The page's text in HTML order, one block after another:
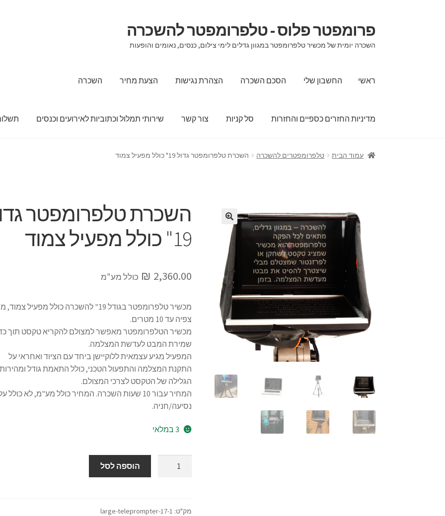
דלג
לניווט
לדלג
לתוכן
פרומפטר פלוס - טלפרומפטר להשכרה
השכרה יומית של מכשיר טלפרומפטר במגוון גדלים לימי צילום, כנסים, נאומים והופעות
ראשי החשבון שלי הסכם השכרה הצהרת נגישות הצעת מחיר השכרה
מדיניות החזרים כספיים והחזרות סל קניות צור קשר שירותי תמלול וכתוביות לאירועים וכנסים
ראשי הסכם השכרה הצעת מחיר השכרה מדיניות החזרים כספיים והחזרות עמוד הבית טלפרומפטרים להשכרה השכרת טלפרומפטר גדול 19" כולל מפעיל צמוד
השכרת טלפרומפטר
19" כולל מפעיל צמוד
₪ 2,360.00 כולל מע"מ
מכשיר טלפרומפטר בגודל 19" להשכרה כולל מפעיל
צפיה עד 10 מטרים.
מכשיר הטלפרומפטר מאפשר למצולם להקריא טקסט תוך
שמירת המבט לעדשת המצלמה.
המפעיל מגיע עצמאית ללוקיישן ביחד עם הציוד ואחראי על
התקנת המצלמה והתפעול הטכני, כולל התאמת גודל ומהירות
הגלילה של הטקסט לצרכי המצולם.
המחיר עבור 10 שעות השכרה. המחיר כולל מע"מ, לא כולל
נסיעה/חניה.
3 במלאי
גדול
הוספה לסל
מק"ט: large-teleprompter-17-1